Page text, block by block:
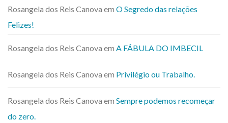
Rosangela dos Reis Canova em O Segredo das relações
Felizes!
Rosangela dos Reis Canova em A FÁBULA DO IMBECIL
Rosangela dos Reis Canova em Privilégio ou Trabalho.
Rosangela dos Reis Canova em Sempre podemos recomeçar
do zero.